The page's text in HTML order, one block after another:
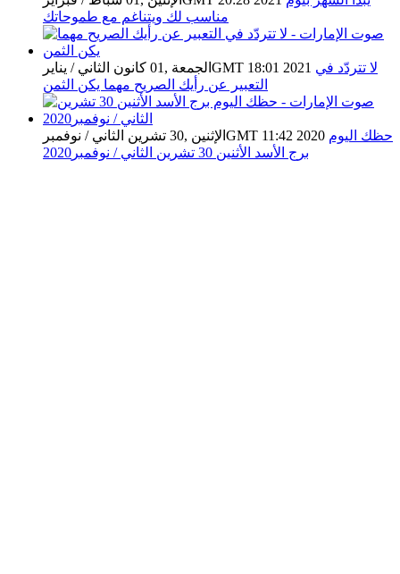
مناسب لك ويتناغم مع طموحاتك
الجمعة ,01 كانون الثاني / ينايرGMT 18:01 2021 لا تتردّد في
التعبير عن رأيك الصريح مهما يكن الثمن
الإثنين ,30 تشرين الثاني / نوفمبرGMT 11:42 2020 حظك اليوم
برج الأسد الأثنين 30 تشرين الثاني / نوفمبر2020